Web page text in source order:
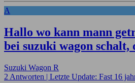
A
Hallo wo kann mann
bei suzuki wagon schalt,
Suzuki Wagon R
2 Antworten | Letzte Update: Fast 16